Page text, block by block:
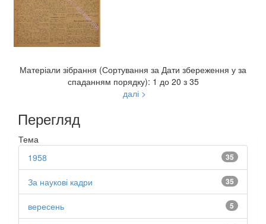
Матеріали зібрання (Сортування за Дати збереження у за
спаданням порядку): 1 до 20 з 35
далі >
Перегляд
Тема
35
1958
35
За наукові кадри
5
вересень